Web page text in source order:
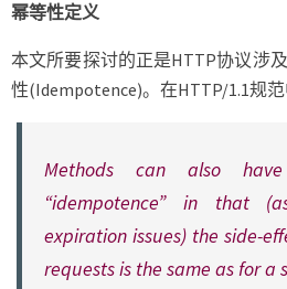
幂等性定义
本文所要探讨的正是HTTP协议涉
性(Idempotence)。在HTTP/1.1规范
Methods can also
“idempotence” in that
expiration issues) the side-
requests is the same as for a